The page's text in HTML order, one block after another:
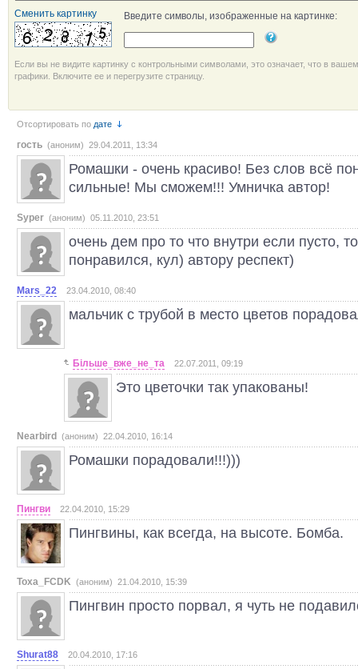
Сменить картинку Введите символы, изображенные на картинке:
Если вы не видите картинку с контрольными символами, это означает, что в
графики. Включите ее и перегрузите страницу.
Отсортировать по дате
гость (аноним) 29.04.2011, 13:34
Ромашки - очень красиво! Без слов всё
сильные! Мы сможем!!! Умничка автор!
Syper (аноним) 05.11.2010, 23:51
очень дем про то что внутри если пусто,
понравился, кул) автору респект)
Mars_22 23.04.2010, 08:40
мальчик с трубой в место цветов
Більше_вже_не_та 22.07.2011, 09:19
Это цветочки так упакованы!
Nearbird (аноним) 22.04.2010, 16:14
Ромашки порадовали!!!)))
Пингви 22.04.2010, 15:29
Пингвины, как всегда, на высоте. Бомба.
Toxa_FCDK (аноним) 21.04.2010, 15:39
Пингвин просто порвал, я чуть не
Shurat88 20.04.2010, 17:16